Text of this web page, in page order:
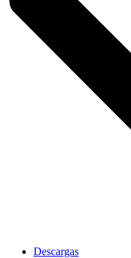
Descargas